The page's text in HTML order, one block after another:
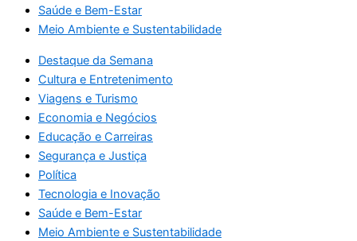
Saúde e Bem-Estar
Meio Ambiente e Sustentabilidade
Destaque da Semana
Cultura e Entretenimento
Viagens e Turismo
Economia e Negócios
Educação e Carreiras
Segurança e Justiça
Política
Tecnologia e Inovação
Saúde e Bem-Estar
Meio Ambiente e Sustentabilidade